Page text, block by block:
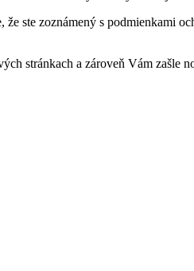
ste zoznámený s podmienkami
stránkach a zároveň Vám zašle